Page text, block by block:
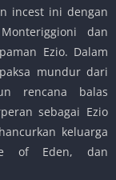
incest ini dengan
dan
Ezio. Dalam
mundur dari
rencana balas
sebagai Ezio
keluarga
of Eden, dan